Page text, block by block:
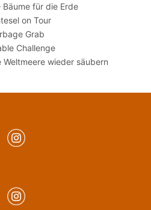
Bäume für die Erde
on Tour
Grab
Challenge
Weltmeere wieder säubern